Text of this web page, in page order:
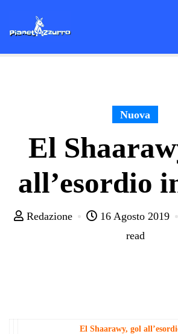
Nuova
El
all’esordio
Redazione 16 Agosto 2019
read
El Shaarawy, gol